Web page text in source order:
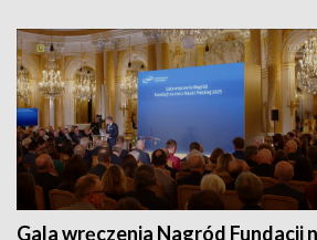
Gala wręczenia Nagród Fundacji